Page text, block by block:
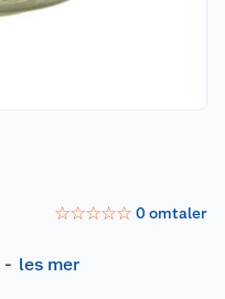
☆☆☆☆☆ 0omtaler
- les mer